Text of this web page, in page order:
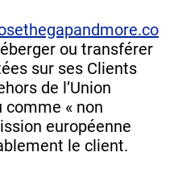
ou transférer
sur ses Clients
de l’Union
comme « non
européenne
le client.